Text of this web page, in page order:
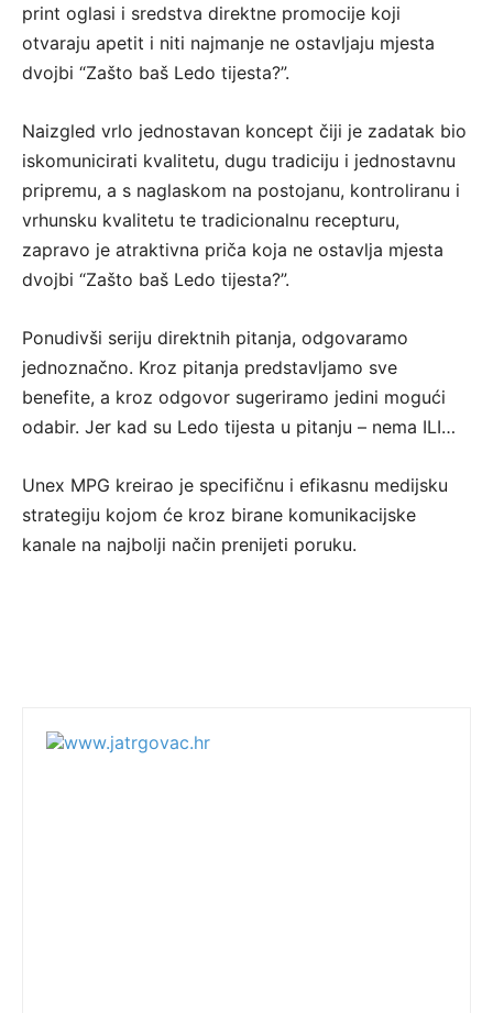
print oglasi i sredstva direktne promocije koji
otvaraju apetit i niti najmanje ne ostavljaju mjesta
dvojbi “Zašto baš Ledo tijesta?”.
Naizgled vrlo jednostavan koncept čiji je zadatak bio
iskomunicirati kvalitetu, dugu tradiciju i jednostavnu
pripremu, a s naglaskom na postojanu, kontroliranu i
vrhunsku kvalitetu te tradicionalnu recepturu,
zapravo je atraktivna priča koja ne ostavlja mjesta
dvojbi “Zašto baš Ledo tijesta?”.
Ponudivši seriju direktnih pitanja, odgovaramo
jednoznačno. Kroz pitanja predstavljamo sve
benefite, a kroz odgovor sugeriramo jedini mogući
odabir. Jer kad su Ledo tijesta u pitanju – nema ILI…
Unex MPG kreirao je specifičnu i efikasnu medijsku
strategiju kojom će kroz birane komunikacijske
kanale na najbolji način prenijeti poruku.